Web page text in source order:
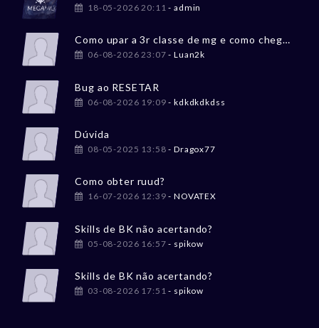
18-05-2026 20:11 - admin
Como upar a 3r classe de mg e como chegar no LV 800?
06-08-2026 23:07 - Luan2k
Bug ao RESETAR
06-08-2026 19:09 - kdkdkdkdss
Dúvida
08-05-2025 13:58 - Dragox77
Como obter ruud?
16-07-2026 12:39 - NOVATEX
Skills de BK não acertando?
05-08-2026 16:57 - spikow
Skills de BK não acertando?
03-08-2026 17:51 - spikow